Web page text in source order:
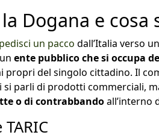
la Dogana e
un pacco dall’Italia verso
ente pubblico che si occupa
propri del singolo cittadino. Il
si parli di prodotti commerciali,
o di contrabbandoall’interno